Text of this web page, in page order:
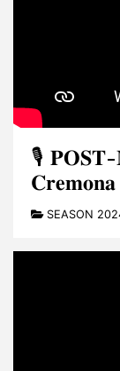
🎙️
SEASON